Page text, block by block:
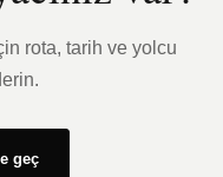
rota, tarih ve yolcu
geç